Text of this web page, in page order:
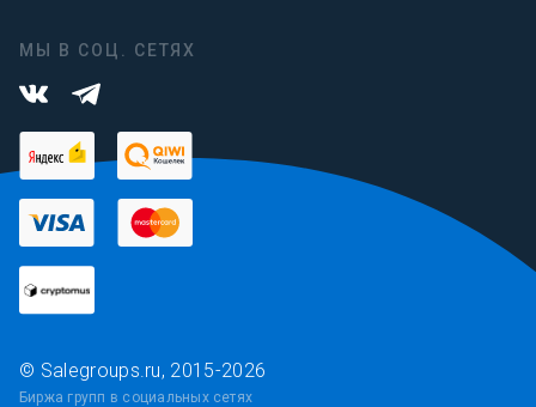
МЫ В СОЦ. СЕТЯХ
© Salegroups.ru, 2015-2026
Биржа групп в социальных сетях